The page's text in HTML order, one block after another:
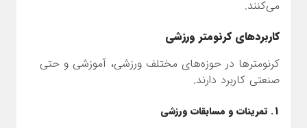
می‌کنند.
کاربردهای کرنومتر ورزشی
کرنومترها در حوزه‌های مختلف ورزشی، آموزشی و حتی
صنعتی کاربرد دارند.
1. تمرینات و مسابقات ورزشی